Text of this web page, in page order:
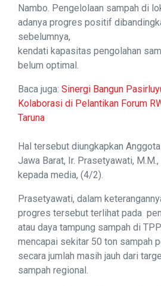
Nambo. Pengelolaan sampah di
adanya progres positif
sebelumnya,
kendati kapasitas pengolahan
belum optimal.
Baca juga: Sinergi Bangun
Kolaborasi di Pelantikan Forum
Taruna
Hal tersebut diungkapkan
Jawa Barat, Ir. Prasetyawati,
kepada media, (4/2).
Prasetyawati, dalam
progres tersebut terlihat pada
atau daya tampung sampah di
mencapai sekitar 50 ton sampah
secara jumlah masih jauh dari
sampah regional.